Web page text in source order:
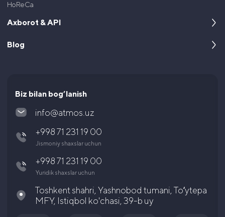
HoReCa
Axborot & API
Kompaniya haqida
Ko’p uchraydigan savollar
Yuridik hujjatlar
Aksiyador va investorlarga
Blog
Biz bilan bog’lanish
info@atmos.uz
+998 71 231 19 00
Jismoniy shaxslar uchun
+998 71 231 19 00
Yuridik shaxslar uchun
Toshkent shahri, Yashnobod tumani, Toʻytepa
MFY, Istiqbol ko'chasi, 39-b uy